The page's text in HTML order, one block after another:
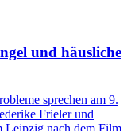
und häusliche
sprechen am 9.
Frieler und